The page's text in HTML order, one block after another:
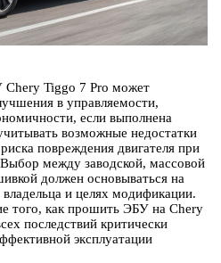
Tiggo 7 Pro может
в управляемости,
если выполнена
возможные недостатки
повреждения двигателя при
между заводской, массовой
должен основываться на
и целях модификации.
того, как прошить ЭБУ на Chery
последствий критически
эксплуатации